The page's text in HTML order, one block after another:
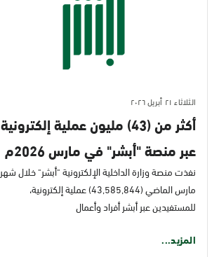
الثلاثاء ٢١ أبريل ٢٠٢٦
أكثر من (43) مليون عملية إلكترونية
عبر منصة "أبشر" في مارس 2026م
نفذت منصة وزارة الداخلية الإلكترونية "أبشر" خلال شهر
مارس الماضي (43,585,844) عملية إلكترونية،
للمستفيدين عبر أبشر أفراد وأعمال
المزيد...